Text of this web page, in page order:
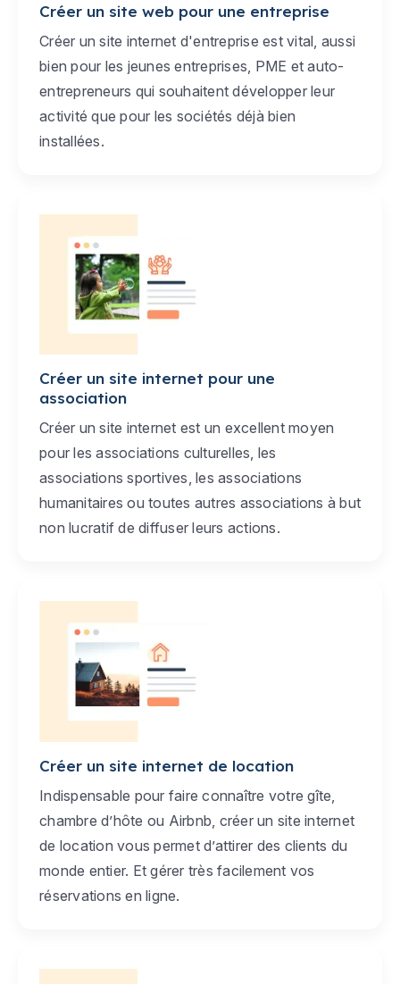
Créer un site web pour une entreprise
Créer un site internet d'entreprise est vital, aussi
bien pour les jeunes entreprises, PME et auto-
entrepreneurs qui souhaitent développer leur
activité que pour les sociétés déjà bien
installées.
Créer un site internet pour une
association
Créer un site internet est un excellent moyen
pour les associations culturelles, les
associations sportives, les associations
humanitaires ou toutes autres associations à but
non lucratif de diffuser leurs actions.
Créer un site internet de location
Indispensable pour faire connaître votre gîte,
chambre d’hôte ou Airbnb, créer un site internet
de location vous permet d’attirer des clients du
monde entier. Et gérer très facilement vos
réservations en ligne.